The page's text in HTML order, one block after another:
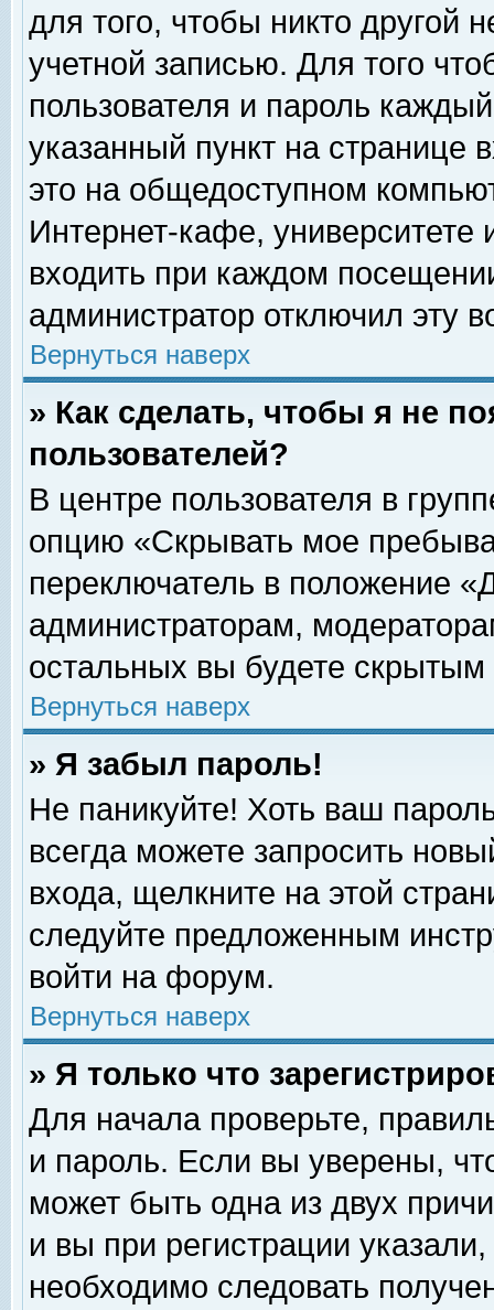
для того, чтобы никто другой
учетной записью. Для того
пользователя и пароль
указанный пункт на
это на общедоступном
Интернет-кафе, университете
входить при каждом
администратор отключил эту
Вернуться наверх
» Как сделать, чтобы я не
пользователей?
В центре пользователя в
опцию «Скрывать мое
переключатель в положение
администраторам,
остальных вы будете скрытым
Вернуться наверх
» Я забыл пароль!
Не паникуйте! Хоть ваш
всегда можете запросить
входа, щелкните на этой
следуйте предложенным
войти на форум.
Вернуться наверх
» Я только что
Для начала проверьте,
и пароль. Если вы уверены,
может быть одна из двух
и вы при регистрации
необходимо следовать